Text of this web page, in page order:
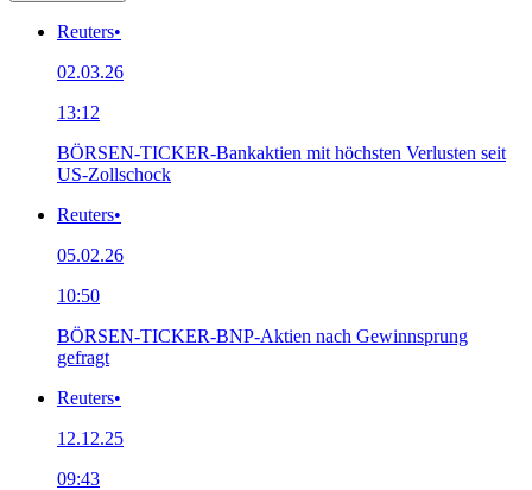
Reuters•
02.03.26
13:12
BÖRSEN-TICKER-Bankaktien mit höchsten Verlusten seit
US-Zollschock
Reuters•
05.02.26
10:50
BÖRSEN-TICKER-BNP-Aktien nach Gewinnsprung
gefragt
Reuters•
12.12.25
09:43